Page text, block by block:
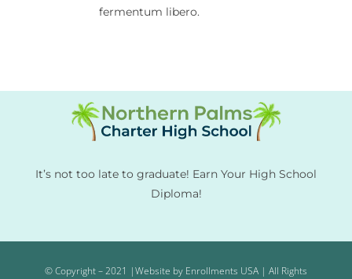
fermentum libero.
It’s not too late to graduate! Earn Your High School
Diploma!
© Copyright – 2021 |Website by Enrollments USA | All Rights